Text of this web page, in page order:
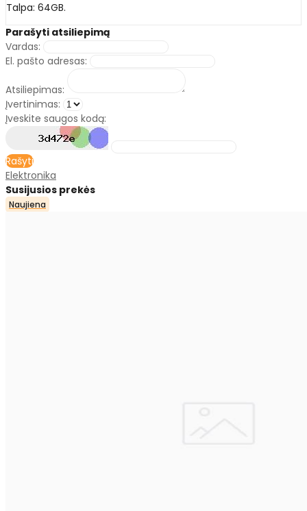
Talpa: 64GB.
Parašyti atsiliepimą
Vardas:
El. pašto adresas:
Atsiliepimas:
Įvertinimas:
Įveskite saugos kodą:
Rašyti
Elektronika
Susijusios prekės
Naujiena